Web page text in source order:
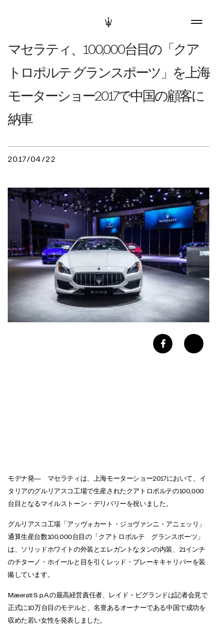
マセラティ、100,000台目の「クア
トロポルテ グランスポーツ」を上海
モーターショー2017で中国の顧客に
納車
2017/04/22
モデナ発― マセラティは、上海モーターショー2017において、イ
タリアのグルリアスコ工場で生産されたクアトロポルテの100,000
台目となるマイルストーン・デリバリーを祝いました。
グルリアスコ工場「アッヴォカート・ジョヴァンニ・アニェッリ」
通算生産台数100,000台目の「クアトロポルテ グランスポーツ」
は、ソリッドホワイトの外装とエレガントなタンの内装、21インチ
のチターノ・ホイールと目を引くレッド・ブレーキキャリパーを装
備しています。
Maserati S.p.A.の最高経営責任者、レイド・ビグランドは記者会見で
正式に10万台目のモデルと、名誉あるオーナーである中国で成功を
収めた若い女性を発表しました。